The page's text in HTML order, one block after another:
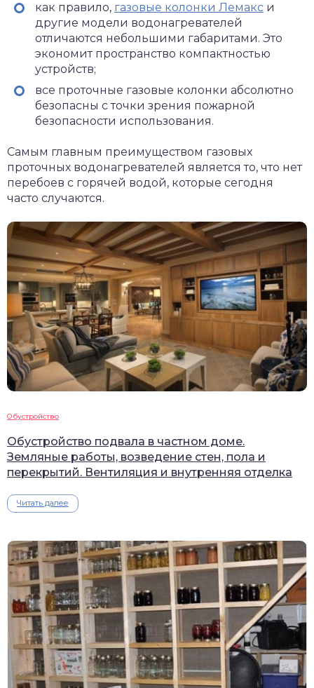
как правило, газовые колонки Лемакс и
другие модели водонагревателей
отличаются небольшими габаритами. Это
экономит пространство компактностью
устройств;
все проточные газовые колонки абсолютно
безопасны с точки зрения пожарной
безопасности использования.
Самым главным преимуществом газовых
проточных водонагревателей является то, что нет
перебоев с горячей водой, которые сегодня
часто случаются.
Обустройство
Обустройство подвала в частном доме.
Земляные работы, возведение стен, пола и
перекрытий. Вентиляция и внутренняя отделка
Читать далее